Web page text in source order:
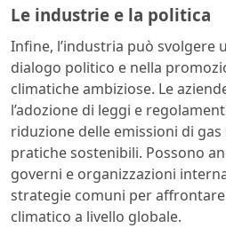
Le industrie e la politica
Infine, l’industria può svolgere
dialogo politico e nella
climatiche ambiziose. Le
l’adozione di leggi e
riduzione delle emissioni di gas
pratiche sostenibili. Possono
governi e organizzazioni
strategie comuni per
climatico a livello globale.